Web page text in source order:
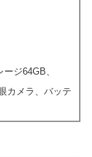
ジ64GB、
カメラ、バッテ